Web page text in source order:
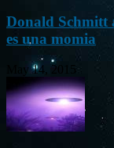
Donald Schmitt
es una momia
May 14, 2015